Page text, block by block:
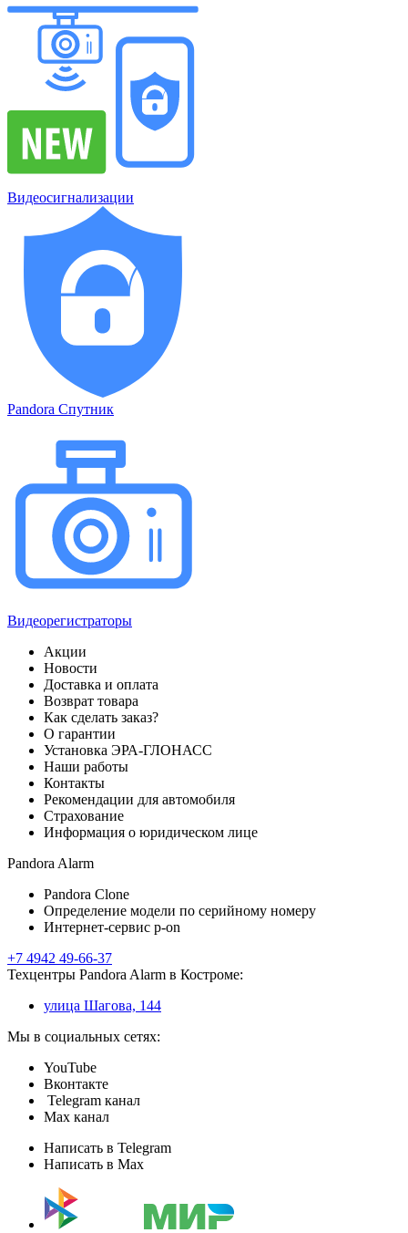
Видеосигнализации
Pandora Спутник
Видеорегистраторы
Акции
Новости
Доставка и оплата
Возврат товара
Как сделать заказ?
О гарантии
Установка ЭРА-ГЛОНАСС
Наши работы
Контакты
Рекомендации для автомобиля
Страхование
Информация о юридическом лице
Pandora Alarm
Pandora Clone
Определение модели по серийному номеру
Интернет-сервис p-on
+7 4942 49-66-37
Техцентры Pandora Alarm в Костроме:
улица Шагова, 144
Мы в социальных сетях:
YouTube
Вконтакте
Telegram канал
Max канал
Написать в Telegram
Написать в Max